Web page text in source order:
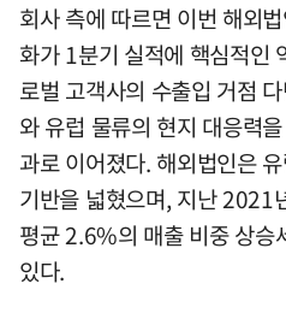
회사 측에 따르면 이번 해외
화가 1분기 실적에 핵심적인
로벌 고객사의 수출입 거점
와 유럽 물류의 현지 대응력
과로 이어졌다. 해외법인은
기반을 넓혔으며, 지난 2021
평균 2.6%의 매출 비중 상승
있다.